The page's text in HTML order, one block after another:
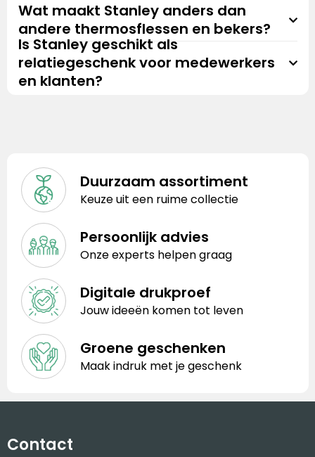
Wat maakt Stanley anders dan
andere thermosflessen en bekers?
Is Stanley geschikt als
relatiegeschenk voor medewerkers
en klanten?
Duurzaam assortiment
Keuze uit een ruime collectie
Persoonlijk advies
Onze experts helpen graag
Digitale drukproef
Jouw ideeën komen tot leven
Groene geschenken
Maak indruk met je geschenk
Contact